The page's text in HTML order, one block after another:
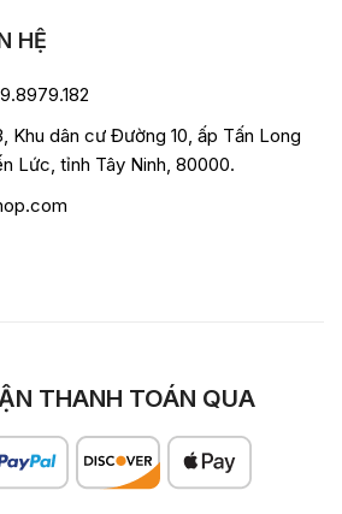
HỆ
Khu dân cư Đường 10, ấp Tấn Long
Lức, tỉnh Tây Ninh, 80000.
THANH TOÁN QUA